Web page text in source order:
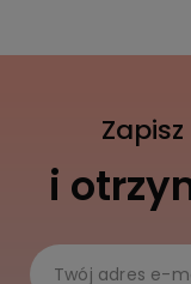
i
Twój adres e-